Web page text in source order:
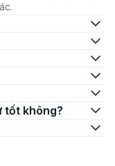
tốt không?